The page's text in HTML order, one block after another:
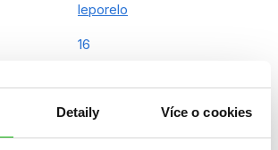
Detaily Více o cookies
leporelo
16
17.04.2025